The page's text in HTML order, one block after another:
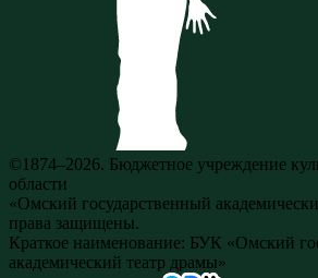
©1874–2026. Бюджетное учреждение
области
«Омский государственный
права защищены.
Краткое наименование: БУК «Омский
академический театр драмы»